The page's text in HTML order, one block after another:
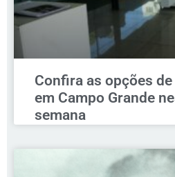
Confira as opções
em Campo Grande
semana